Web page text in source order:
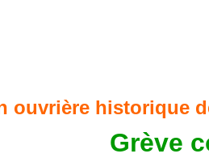
ouvrière historique
Grève